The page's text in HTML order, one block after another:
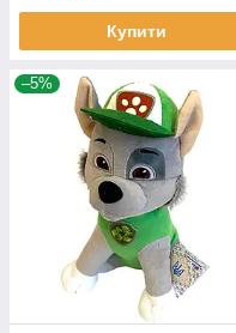
Купити
–5%